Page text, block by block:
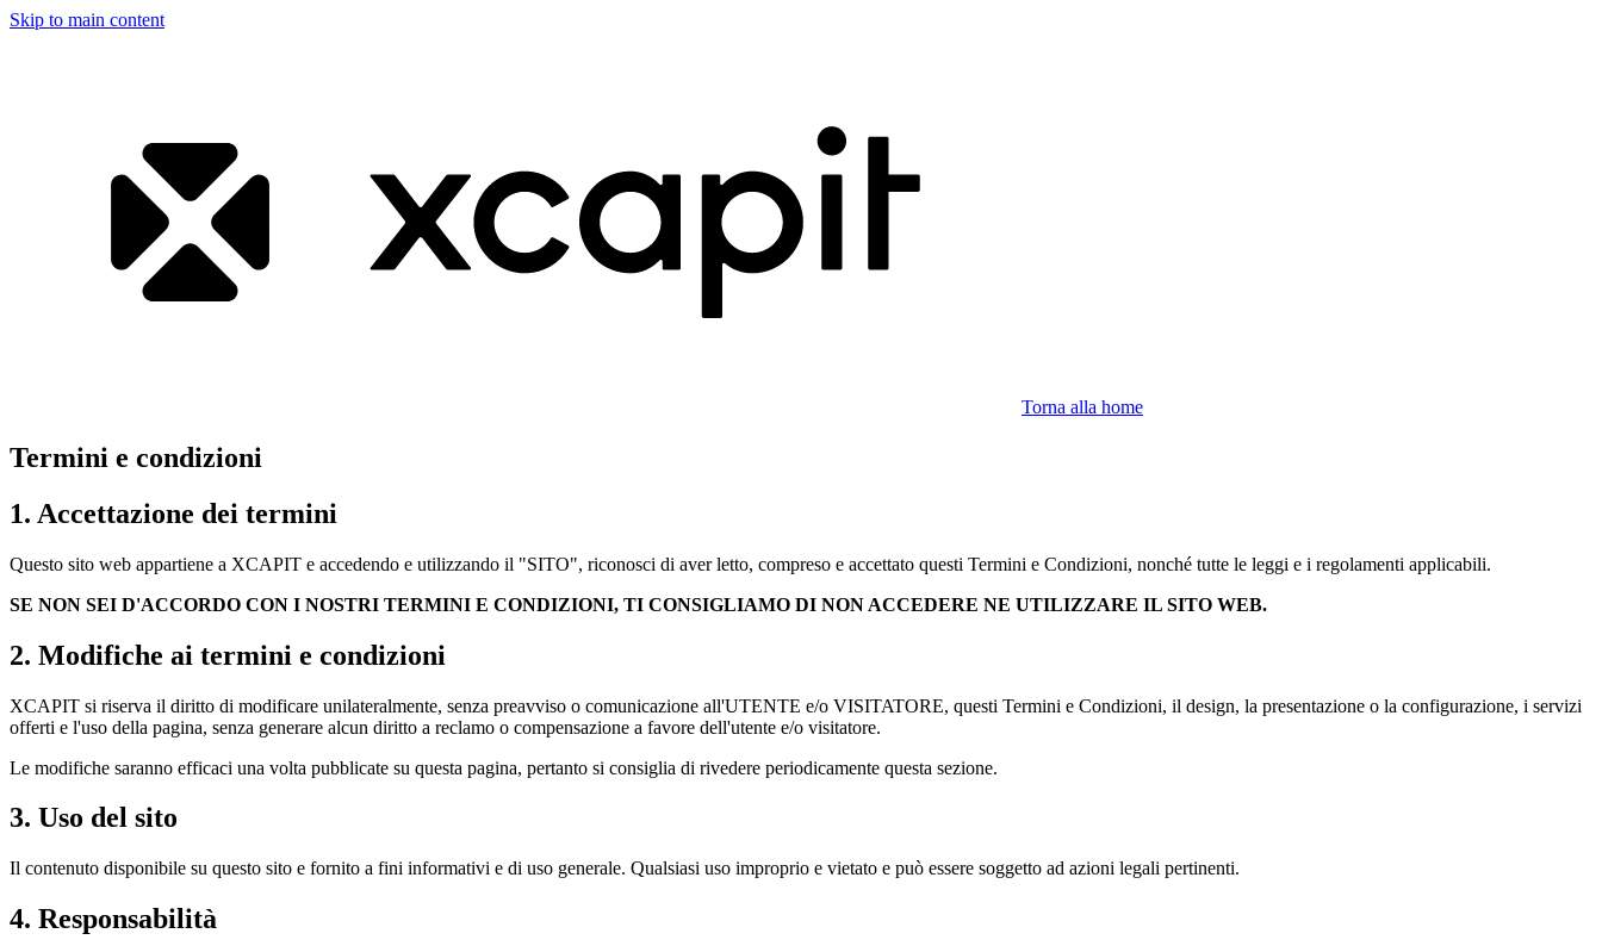
Skip to main content
Torna alla home
Termini e condizioni
1. Accettazione dei termini
Questo sito web appartiene a XCAPIT e accedendo e utilizzando il "SITO", riconosci di aver letto, compreso e accettato questi Termini e Condizioni, nonché tutte le leggi e i regolamenti applicabili.
SE NON SEI D'ACCORDO CON I NOSTRI TERMINI E CONDIZIONI, TI CONSIGLIAMO DI NON ACCEDERE NE UTILIZZARE IL SITO WEB.
2. Modifiche ai termini e condizioni
XCAPIT si riserva il diritto di modificare unilateralmente, senza preavviso o comunicazione all'UTENTE e/o VISITATORE, questi Termini e Condizioni, il design, la presentazione o la configurazione, i servizi
offerti e l'uso della pagina, senza generare alcun diritto a reclamo o compensazione a favore dell'utente e/o visitatore.
Le modifiche saranno efficaci una volta pubblicate su questa pagina, pertanto si consiglia di rivedere periodicamente questa sezione.
3. Uso del sito
Il contenuto disponibile su questo sito e fornito a fini informativi e di uso generale. Qualsiasi uso improprio e vietato e può essere soggetto ad azioni legali pertinenti.
4. Responsabilità